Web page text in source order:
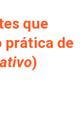
que
prática de
)